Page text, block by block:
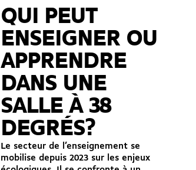
QUI PEUT
ENSEIGNER OU
APPRENDRE
DANS UNE
SALLE À 38
DEGRÉS?
Le secteur de l’enseignement se
mobilise depuis 2023 sur les enjeux